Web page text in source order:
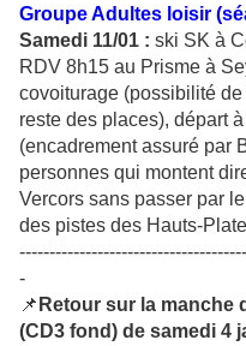
Groupe Adultes loisir
Samedi 11/01 : ski SK à
RDV 8h15 au Prisme à
covoiturage (possibilité
reste des places), départ
(encadrement assuré par
personnes qui montent
Vercors sans passer par
des pistes des Hauts-
-
📌 Retour sur la manche
(CD3 fond) de samedi 4